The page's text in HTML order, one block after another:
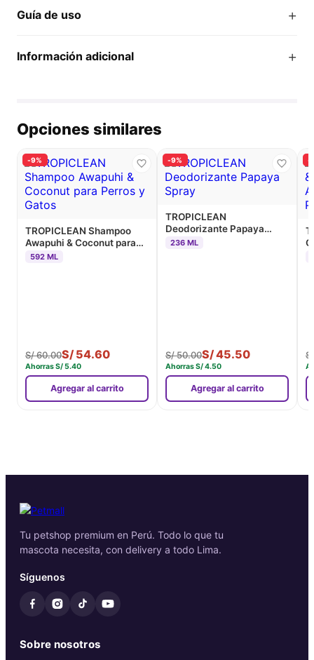
Guía de uso +
Información adicional +
Opciones similares
-9%
TROPICLEAN Shampoo
Awapuhi & Coconut para
Perros y Gatos
592 ML
S/60.00S/ 54.60
AhorrasS/5.40
Agregar al carrito
-9%
TROPICLEAN
Deodorizante Papaya
Spray
236 ML
S/50.00S/45.50
AhorrasS/4.50
Agregar al carrito
-
S/
Tu petshop premium en Perú. Todo lo que tu
mascota necesita, con delivery a todo Lima.
Síguenos
Sobre nosotros